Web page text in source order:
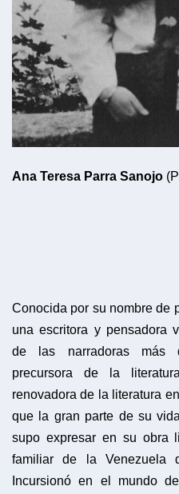
Ana Teresa Parra Sanojo
Conocida por su nombre de
una escritora y pensadora
de las narradoras más
precursora de la
renovadora de la literatura
que la gran parte de su
supo expresar en su obra
familiar de la Venezuela
Incursionó en el mundo